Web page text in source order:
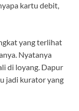
kartu debit,
yang terlihat
Nyatanya
di loyang. Dapur
jadi kurator yang